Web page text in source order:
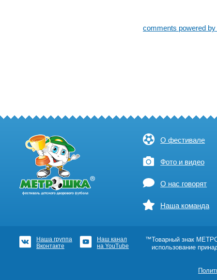
comments powered
О фестивале
Фото и видео
О нас говорят
Наша команда
Наша группа
Вконтакте
Наш канал
на YouTube
™Товарный знак
использование